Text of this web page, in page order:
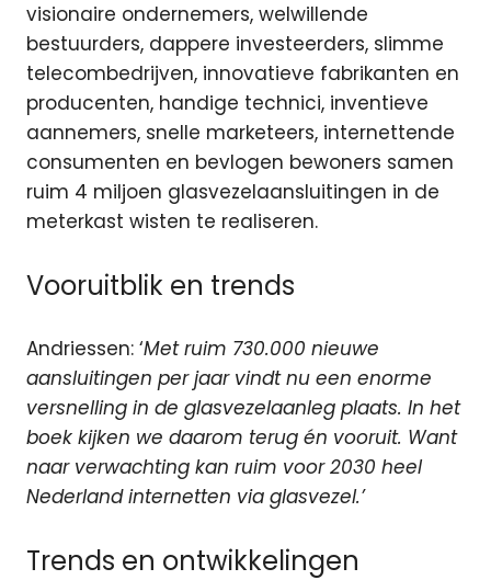
visionaire ondernemers, welwillende
bestuurders, dappere investeerders, slimme
telecombedrijven, innovatieve fabrikanten en
producenten, handige technici, inventieve
aannemers, snelle marketeers, internettende
consumenten en bevlogen bewoners samen
ruim 4 miljoen glasvezelaansluitingen in de
meterkast wisten te realiseren.
Vooruitblik en trends
Andriessen: ‘Met ruim 730.000 nieuwe
aansluitingen per jaar vindt nu een enorme
versnelling in de glasvezelaanleg plaats. In het
boek kijken we daarom terug én vooruit. Want
naar verwachting kan ruim voor 2030 heel
Nederland internetten via glasvezel.’
Trends en ontwikkelingen